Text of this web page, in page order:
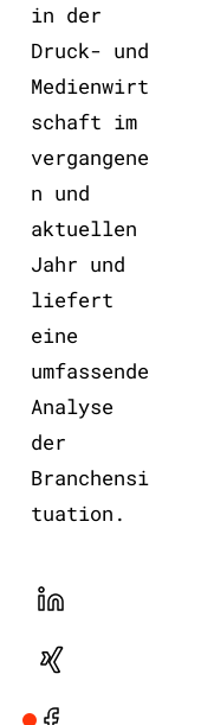
in der
Druck- und
Medienwirt
schaft im
vergangene
n und
aktuellen
Jahr und
liefert
eine
umfassende
Analyse
der
Branchensi
tuation.
LinekdIn
Xing